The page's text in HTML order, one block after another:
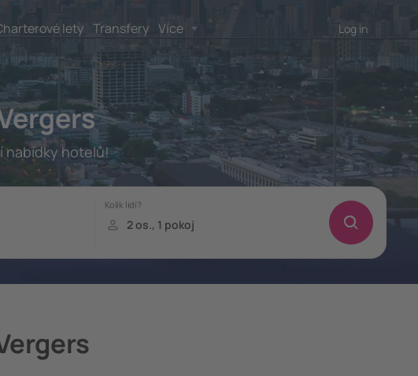
lety Transfery Více Log in
nabídky hotelů!